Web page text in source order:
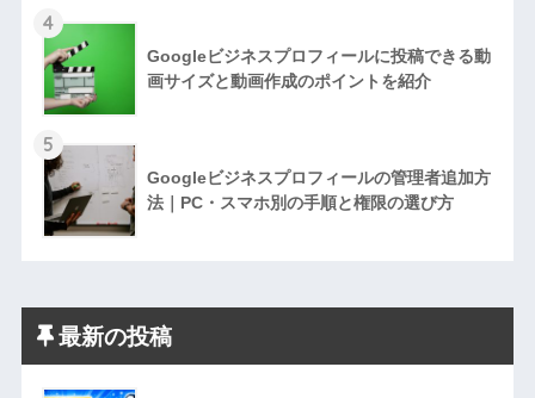
4
Googleビジネスプロフィールに投稿できる動
画サイズと動画作成のポイントを紹介
5
Googleビジネスプロフィールの管理者追加方
法｜PC・スマホ別の手順と権限の選び方
最新の投稿